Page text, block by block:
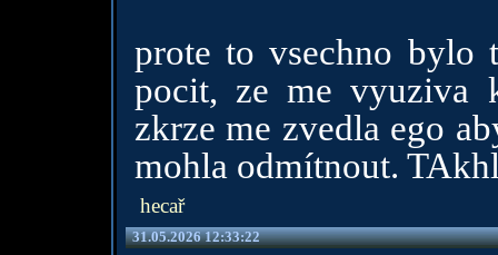
prote to vsechno bylo
pocit, ze me vyuziva
zkrze me zvedla ego
mohla odmítnout.
hecař
31.05.2026 12:33:22